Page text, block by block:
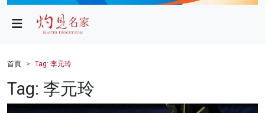
財經
健康
首頁 Tag: 李元玲
Tag: 李元玲